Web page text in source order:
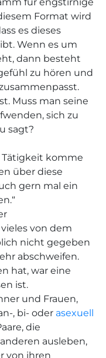
Format wird
es dieses
Wenn es um
dann besteht
zu hören und
Muss man seine
sich zu
sagt?
komme
über diese
gern mal ein
von dem
nicht gegeben
abschweifen.
hat, war eine
ist.
und Frauen,
, bi- oder asexuell
die
ausleben,
von ihren